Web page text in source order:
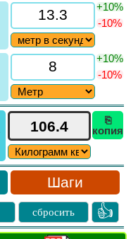
+10%
-10%
+10%
-10%
⎘
копия
Шаги
сбросить 👍